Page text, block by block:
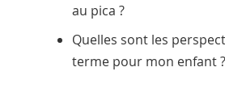
au pica ?
Quelles sont les
terme pour mon enfant ?